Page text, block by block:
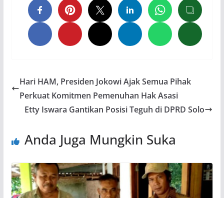
Hari HAM, Presiden Jokowi Ajak Semua Pihak
Perkuat Komitmen Pemenuhan Hak Asasi
Etty Iswara Gantikan Posisi Teguh di DPRD Solo
Anda Juga Mungkin Suka